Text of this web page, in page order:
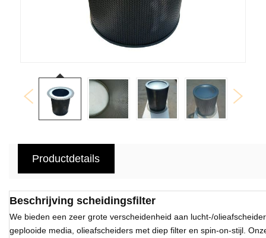
Productdetails
Beschrijving scheidingsfilter
We bieden een zeer grote verscheidenheid aan lucht-/
geplooide media, olieafscheiders met diep filter en spin-on-stijl.